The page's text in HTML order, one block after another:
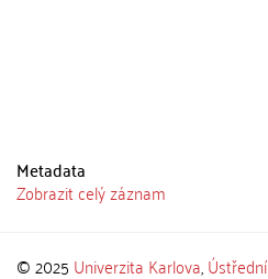
Metadata
Zobrazit celý záznam
© 2025 Univerzita Karlova,Ústřední